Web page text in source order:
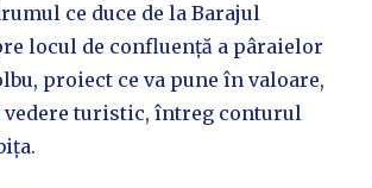
ce duce de la Barajul
locul de confluență a pâraielor
proiect ce va pune în valoare,
vedere turistic, întreg conturul